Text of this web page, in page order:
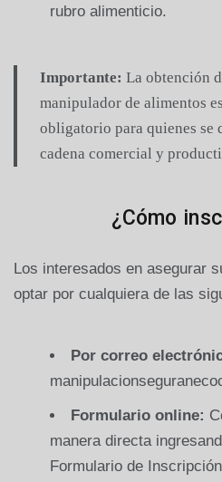
rubro alimenticio.
Importante: La obtención
manipulador de alimentos
obligatorio para quienes se
cadena comercial y
¿Cómo
Los interesados en asegurar
optar por cualquiera de las
Por correo
Formulario online:
manera directa
Formulario de Inscripción